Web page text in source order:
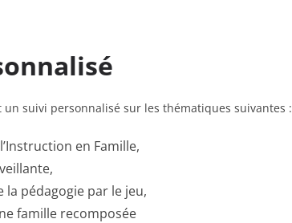
un suivi personnalisé sur les thématiques suivantes :
en Famille,
la pédagogie par le jeu,
famille recomposée